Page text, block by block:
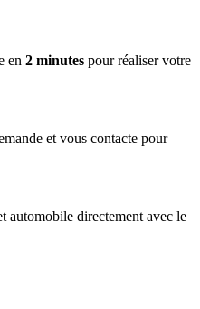
en 2 minutes pour réaliser votre
et vous contacte pour
automobile directement avec le